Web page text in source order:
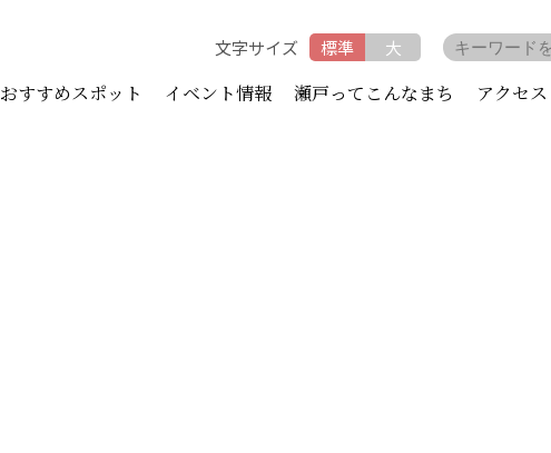
文字サイズ 標準 大
おすすめスポット イベント情報 瀬戸ってこんなまち アクセス